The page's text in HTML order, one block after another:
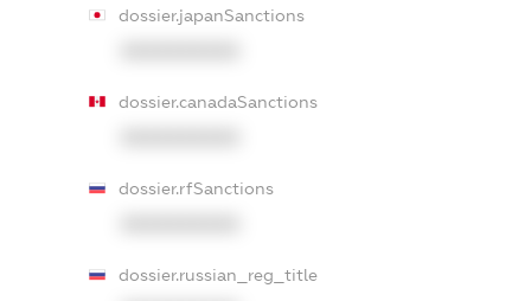
dossier.japanSanctions
dossier.canadaSanctions
dossier.rfSanctions
dossier.russian_reg_title